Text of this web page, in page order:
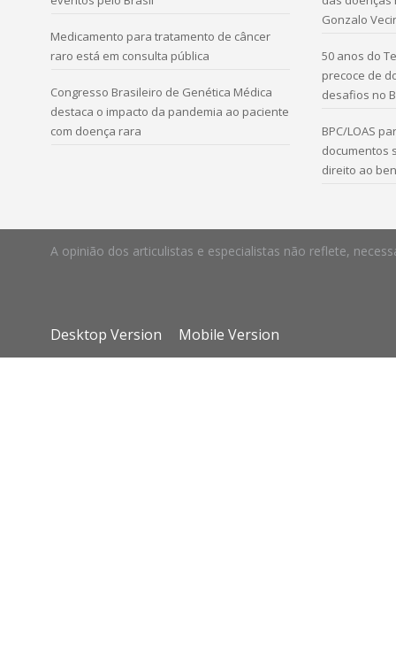
Medicamento para tratamento de câncer
raro está em consulta pública
Congresso Brasileiro de Genética Médica
destaca o impacto da pandemia ao paciente
com doença rara
Gonzalo
50 anos do
precoce de
desafios no
BPC/LOAS
documentos
direito ao
A opinião dos articulistas e especialistas não reflete,
Desktop Version Mobile Version